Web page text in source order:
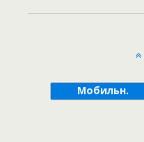
Мобильн.